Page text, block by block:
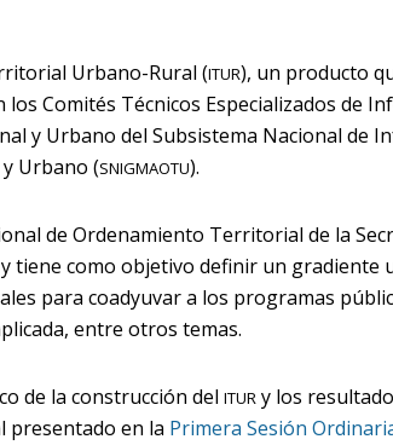
Urbano-Rural (ITUR), un producto
Comités Técnicos Especializados de
y Urbano del Subsistema Nacional de
Urbano (SNIGMAOTU).
de Ordenamiento Territorial de la
tiene como objetivo definir un gradiente
para coadyuvar a los programas
entre otros temas.
de la construcción del ITURy los
presentado en la Primera Sesión